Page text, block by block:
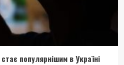
популярнішим в Україні